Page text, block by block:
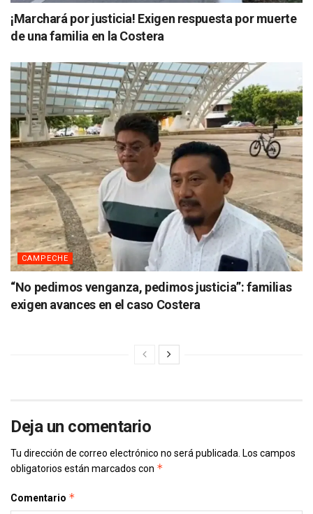
¡Marchará por justicia! Exigen respuesta por muerte
de una familia en la Costera
CAMPECHE
“No pedimos venganza, pedimos justicia”: familias
exigen avances en el caso Costera
Deja un comentario
Tu dirección de correo electrónico no será publicada. Los campos
obligatorios están marcados con *
Comentario *